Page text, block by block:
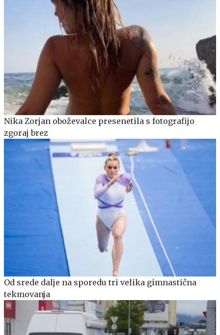
Nika Zorjan oboževalce presenetila s fotografijo
zgoraj brez
Od srede dalje na sporedu tri velika gimnastična
tekmovanja